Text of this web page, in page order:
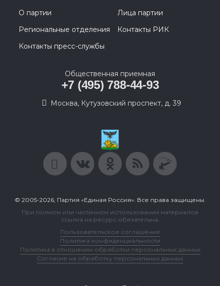
О партии
Лица партии
Региональные отделения
Контакты РИК
Контакты пресс-службы
Общественная приемная
+7 (495) 788-44-93
Москва, Кутузовский проспект, д. 39
© 2005-2026, Партия «Единая Россия». Все права защищены.
При полном или частичном использовании материалов
ссылка на ресурс обязательна.
Пользовательское соглашение
Политика конфиденциальности
Политика в отношении обработки персональных данных
Согласие на обработку персональных данных